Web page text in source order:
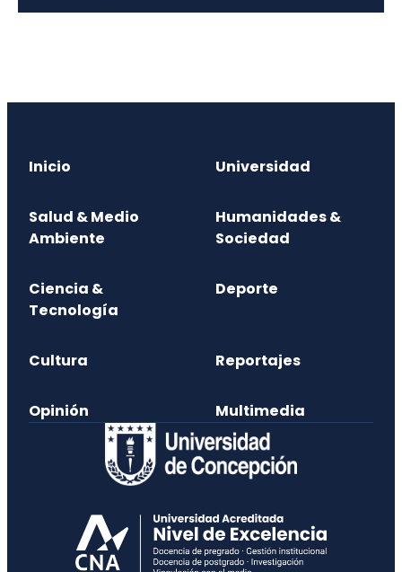
Inicio Universidad
Salud & Medio
Ambiente
Humanidades &
Sociedad
Ciencia &
Tecnología
Deporte
Cultura Reportajes
Opinión Multimedia